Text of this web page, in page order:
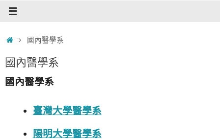
Home國內醫學系
國內醫學系
國內醫學系
臺灣大學醫學系
陽明大學醫學系